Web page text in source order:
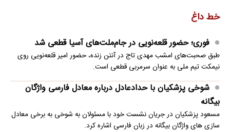
خط داغ
فوری؛ حضور قلعه‌نویی در جام‌ملت‌های آسیا قطعی شد
طبق صحبت‌های امشب مهدی تاج در آنتن زنده، حضور امیر قلعه‌نویی روی
نیمکت تیم ملی به عنوان سرمربی قطعی است.
شوخی پزشکیان با حدادعادل درباره معادل فارسی واژگان
بیگانه
مسعود پزشکیان در جریان نشست خود با مسئولان به شوخی به برخی معادل
سازی های واژگان بیگانه در زبان فارسی اشاره کرد.